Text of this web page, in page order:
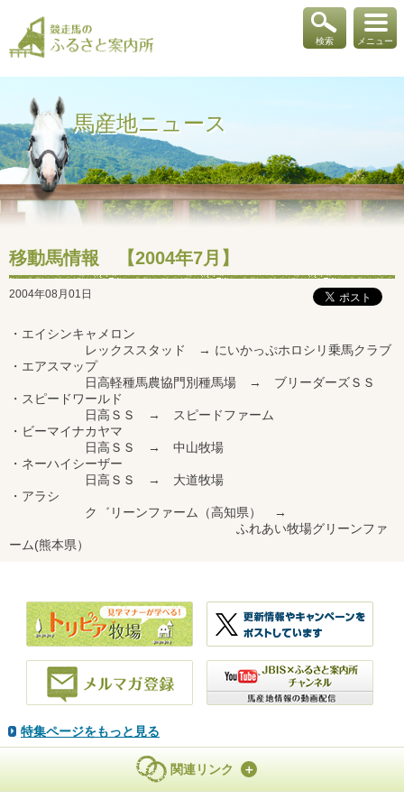
メニュー
検索
馬産地ニュース
移動馬情報 【2004年7月】
2004年08月01日
・エイシンキャメロン
レックススタッド → にいかっぷホロシリ乗馬クラブ
・エアスマップ
日高軽種馬農協門別種馬場 → ブリーダーズＳＳ
・スピードワールド
日高ＳＳ → スピードファーム
・ビーマイナカヤマ
日高ＳＳ → 中山牧場
・ネーハイシーザー
日高ＳＳ → 大道牧場
・アラシ
ク゛リーンファーム（高知県） →
ふれあい牧場グリーンファ
ーム(熊本県）
特集ページをもっと見る
関連リンク